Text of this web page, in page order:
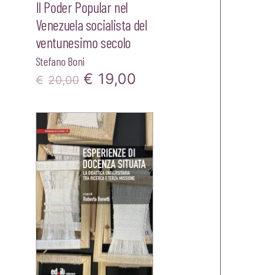
Il Poder Popular nel
Venezuela socialista del
ventunesimo secolo
Stefano Boni
€ 20,00 Il
originale
era:
€20,00.
€ 19,00
è:
€19,00.